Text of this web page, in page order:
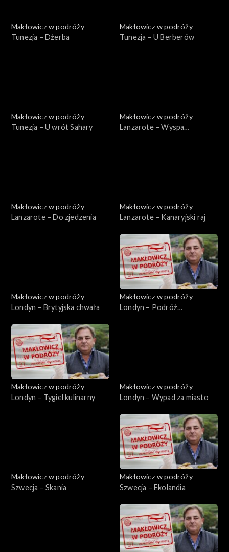
Makłowicz w podróży
Tunezja – Dżerba
Makłowicz w podróży
Tunezja – U Berberów
Makłowicz w podróży
Tunezja – U wrót Sahary
Makłowicz w podróży
Lanzarote – Wyspa
Makłowicz w podróży
Lanzarote – Do zjedzenia
Makłowicz w podróży
Lanzarote – Kanaryjski raj
Makłowicz w podróży
Londyn – Brytyjska chwała
Makłowicz w podróży
Londyn – Podróż
Makłowicz w podróży
Londyn – Tygiel kulinarny
Makłowicz w podróży
Londyn – Wypad za miasto
Makłowicz w podróży
Szwecja – Skania
Makłowicz w podróży
Szwecja – Ekolandia